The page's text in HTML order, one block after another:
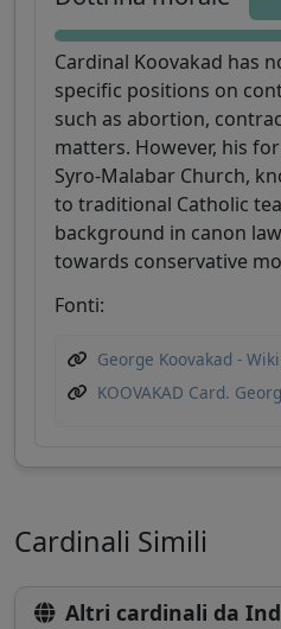
Cardinal Koovakad has
specific positions on
such as abortion,
matters. However, his
Syro-Malabar Church,
to traditional Catholic
background in canon
towards conservative
Fonti:
George Koovakad -
KOOVAKAD Card.
Cardinali Simili
Altri cardinali da